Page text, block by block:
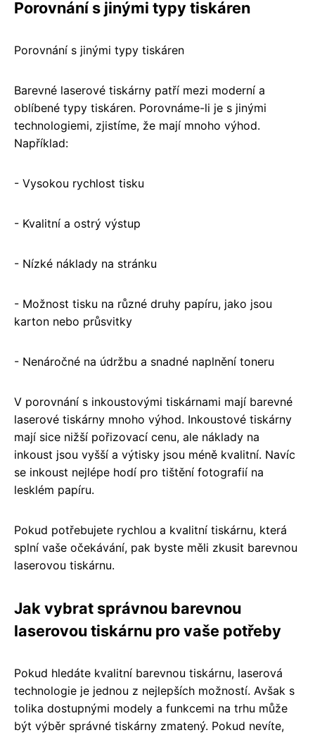
Porovnání s jinými typy tiskáren
Porovnání s jinými typy tiskáren
Barevné laserové tiskárny patří mezi moderní a
oblíbené typy tiskáren. Porovnáme-li je s jinými
technologiemi, zjistíme, že mají mnoho výhod.
Například:
- Vysokou rychlost tisku
- Kvalitní a ostrý výstup
- Nízké náklady na stránku
- Možnost tisku na různé druhy papíru, jako jsou
karton nebo průsvitky
- Nenáročné na údržbu a snadné naplnění toneru
V porovnání s inkoustovými tiskárnami mají barevné
laserové tiskárny mnoho výhod. Inkoustové tiskárny
mají sice nižší pořizovací cenu, ale náklady na
inkoust jsou vyšší a výtisky jsou méně kvalitní. Navíc
se inkoust nejlépe hodí pro tištění fotografií na
lesklém papíru.
Pokud potřebujete rychlou a kvalitní tiskárnu, která
splní vaše očekávání, pak byste měli zkusit barevnou
laserovou tiskárnu.
Jak vybrat správnou barevnou
laserovou tiskárnu pro vaše potřeby
Pokud hledáte kvalitní barevnou tiskárnu, laserová
technologie je jednou z nejlepších možností. Avšak s
tolika dostupnými modely a funkcemi na trhu může
být výběr správné tiskárny zmatený. Pokud nevíte,